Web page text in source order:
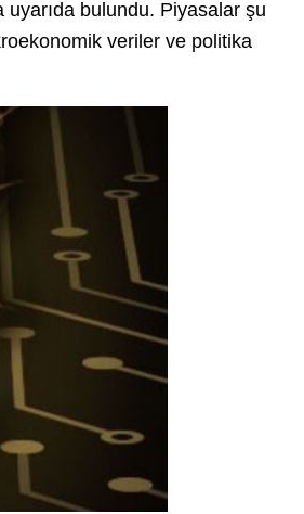
bulundu. Piyasalar şu
veriler ve politika